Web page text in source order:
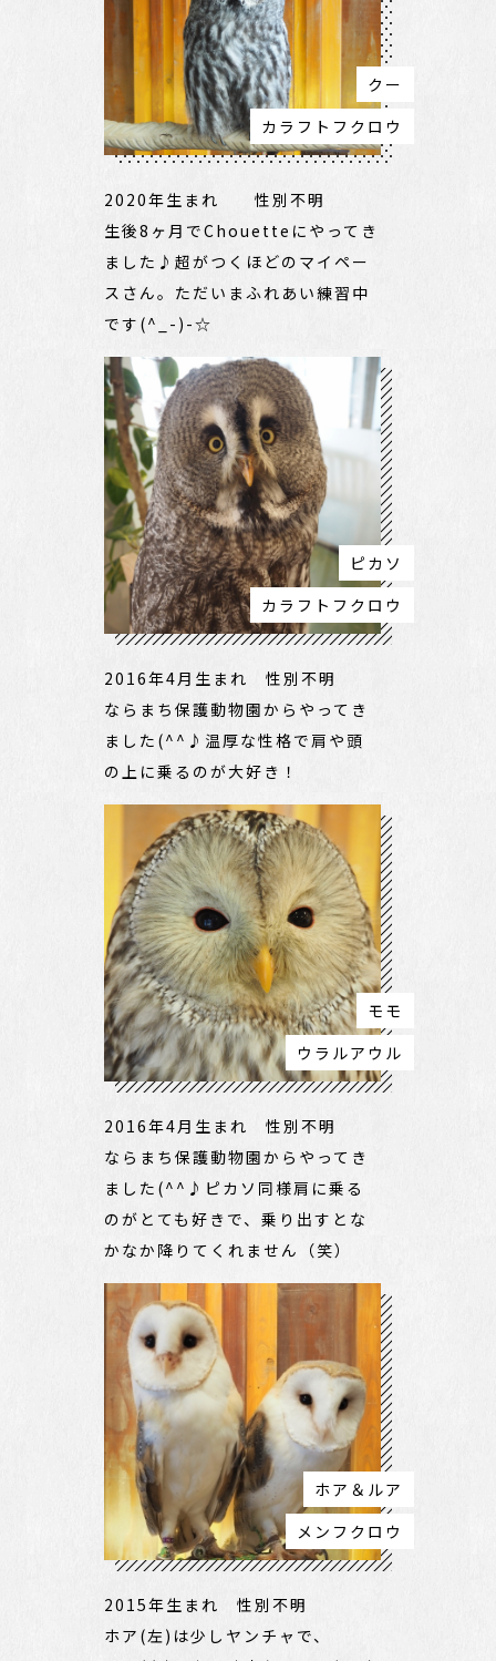
クー
カラフトフクロウ
2020年生まれ 性別不明
生後8ヶ月でChouetteにやってき
ました♪超がつくほどのマイペー
スさん。ただいまふれあい練習中
です(^_-)-☆
ピカソ
カラフトフクロウ
2016年4月生まれ 性別不明
ならまち保護動物園からやってき
ました(^^♪温厚な性格で肩や頭
の上に乗るのが大好き！
モモ
ウラルアウル
2016年4月生まれ 性別不明
ならまち保護動物園からやってき
ました(^^♪ピカソ同様肩に乗る
のがとても好きで、乗り出すとな
かなか降りてくれません（笑）
ホア＆ルア
メンフクロウ
2015年生まれ 性別不明
ホア(左)は少しヤンチャで、